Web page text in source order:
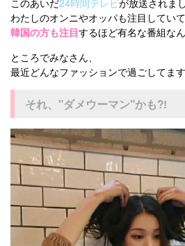
運営会社
利用規約
プライバシーポリシー
お問い合わせ
kpop トレンド 韓国メイク
オルチャンメイク twice
韓国ドラマ
このあいだ24時間テレビが放送されま
わたしのオンニやオッパも注目していて
韓国の方も注目するほど有名な番組な
ところでみなさん、
最近どんなファッションで過ごしてま
それ、"ダメウーマン"かも?!